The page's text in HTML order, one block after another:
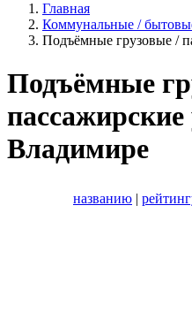
Главная
Коммунальные /
Подъёмные грузовые /
Подъёмные
пассажирские
Владимире
названию |